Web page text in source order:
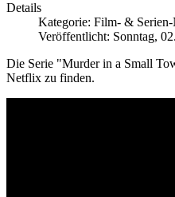
Details
Kategorie: Film- &
Veröffentlicht: Sonntag,
Die Serie "Murder in a Small
Netflix zu finden.